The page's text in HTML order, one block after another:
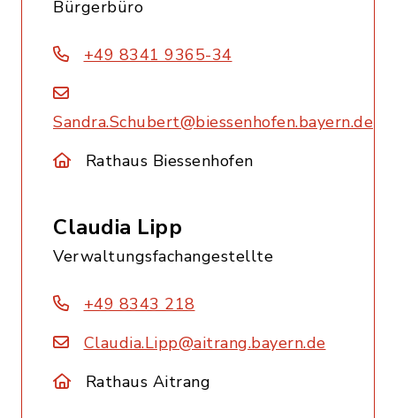
Bürgerbüro
+49 8341 9365-34
Sandra.Schubert@biessenhofen.bayern.de
Rathaus Biessenhofen
Claudia Lipp
Verwaltungsfachangestellte
+49 8343 218
Claudia.Lipp@aitrang.bayern.de
Rathaus Aitrang